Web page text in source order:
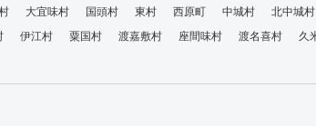
大宜味村 国頭村 東村 西原町 中城村 北中城村
伊江村 粟国村 渡嘉敷村 座間味村 渡名喜村 久